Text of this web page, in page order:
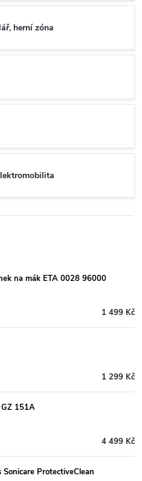
herní zóna
na mák ETA 0028 96000
1 499 Kč
1 299 Kč
151A
4 499 Kč
ProtectiveClean